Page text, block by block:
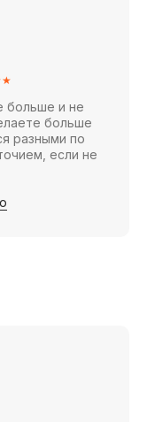
больше и не
больше
разными по
если не